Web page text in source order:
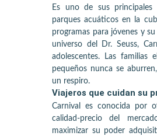
Es uno de sus
parques acuáticos en la
programas para jóvenes y
universo del Dr. Seuss,
adolescentes. Las familias
pequeños nunca se
un respiro.
Viajeros que cuidan su
Carnival es conocida por
calidad-precio del
maximizar su poder